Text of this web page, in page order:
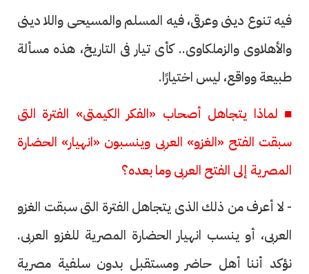
فيه تنوع دينى وعرقى، فيه المسلم والمسيحى واللا دينى
والأهلاوى والزملكاوى.. كأى تيار فى التاريخ، هذه مسألة
طبيعة وواقع، ليس اختيارًا.
■ لماذا يتجاهل أصحاب «الفكر الكيمتى» الفترة التى
سبقت الفتح «الغزو» العربى وينسبون «انهيار» الحضارة
المصرية إلى الفتح العربى وما بعده؟
- لا أعرف من ذلك الذى يتجاهل الفترة التى سبقت الغزو
العربى، أو ينسب انهيار الحضارة المصرية للغزو العربى.
نؤكد أننا أهل حاضر ومستقبل بدون سلفية مصرية